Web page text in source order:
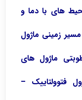
محیط های با دما و
مسیر زمینی ماژول
ماژول های
فتوولتاییک –